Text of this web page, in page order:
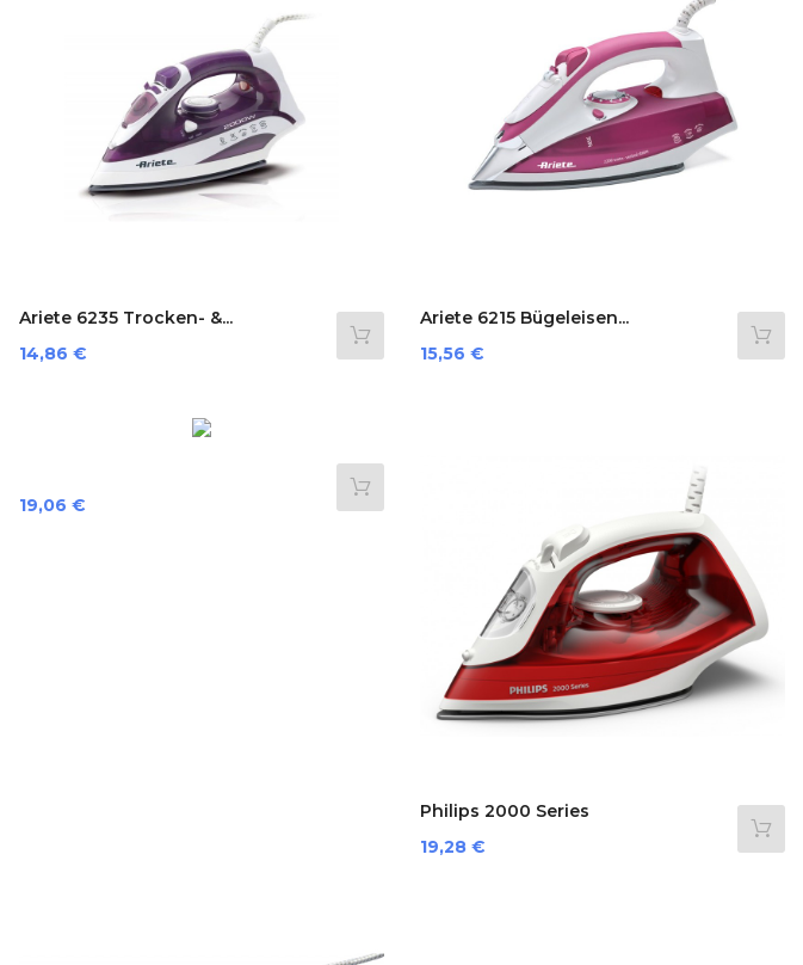
Ariete 6235 Trocken- &...
Preis
14,86 €
Ariete 6215 Bügeleisen...
Preis
15,56 €
Preis
19,06 €
Philips 2000 Series
Preis
19,28 €